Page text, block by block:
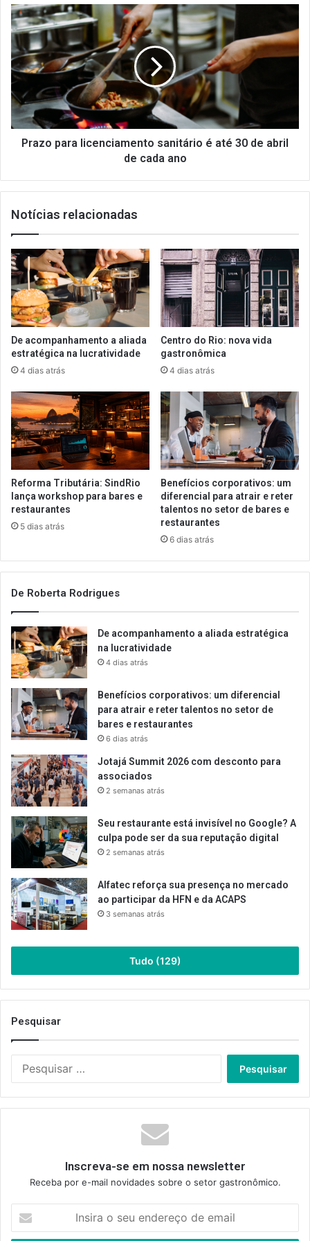
Prazo
para
licenciamento
sanitário
é
até
30
de
abril
Prazo para licenciamento sanitário é até 30 de abril
de cada ano
Notícias relacionadas
De acompanhamento a aliada
estratégica na lucratividade
4 dias atrás
Centro do Rio: nova vida
gastronômica
4 dias atrás
Reforma Tributária: SindRio
lança workshop para bares e
restaurantes
5 dias atrás
Benefícios corporativos: um
diferencial para atrair e reter
talentos no setor de bares e
restaurantes
6 dias atrás
De Roberta Rodrigues
De acompanhamento a aliada estratégica
na lucratividade
4 dias atrás
Benefícios corporativos: um diferencial
para atrair e reter talentos no setor de
bares e restaurantes
6 dias atrás
Jotajá Summit 2026 com desconto para
associados
2 semanas atrás
Seu restaurante está invisível no Google? A
culpa pode ser da sua reputação digital
2 semanas atrás
Alfatec reforça sua presença no mercado
ao participar da HFN e da ACAPS
3 semanas atrás
Tudo (129)
Pesquisar
Inscreva-se em nossa newsletter
Receba por e-mail novidades sobre o setor gastronômico.
seu